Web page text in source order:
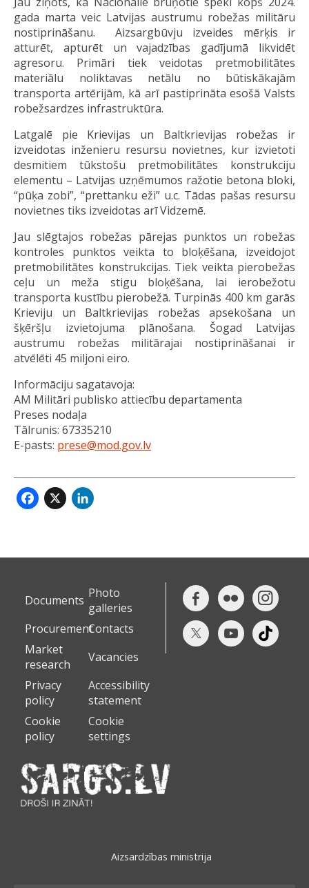
gada marta veic Latvijas austrumu robežas militāru
nostiprināšanu. Aizsargbūvju izveides mērķis ir
atturēt, apturēt un vajadzības gadījumā likvidēt
agresoru. Primāri tiek veidotas pretmobilitātes
materiālu noliktavas netālu no būtiskākajām
transporta artērijām, kā arī pastiprināta esošā Valsts
robežsardzes infrastruktūra.
Latgalē pie Krievijas un Baltkrievijas robežas ir
izveidotas inženieru resursu novietnes, kur izvietoti
desmitiem tūkstošu pretmobilitātes konstrukciju
elementu – Latvijas uzņēmumos ražotie betona bloki,
“pūķa zobi”, “prettanku eži” u.c. Tādas pašas resursu
novietnes tiks izveidotas arī Vidzemē.
Jau slēgtajos robežas pārejas punktos un robežas
kontroles punktos veikta to bloķēšana, izveidojot
pretmobilitātes konstrukcijas. Tiek veikta pierobežas
ceļu un meža stigu bloķēšana, lai ierobežotu
transporta kustību pierobežā. Turpinās 400 km garās
Krieviju un Baltkrievijas robežas apsekošana un
šķēršļu izvietojuma plānošana. Šogad Latvijas
austrumu robežas militārajai nostiprināšanai ir
atvēlēti 45 miljoni eiro.
Informāciju sagatavoja:
AM Militāri publisko attiecību departamenta
Preses nodaļa
Tālrunis: 67335210
E-pasts: prese@mod.gov.lv
Facebook
X
Documents Photo
galleries
ProcurementContacts
Market
research
Vacancies
Privacy
policy
Accessibility
statement
Cookie
policy
Cookie
settings
Aizsardzības ministrija